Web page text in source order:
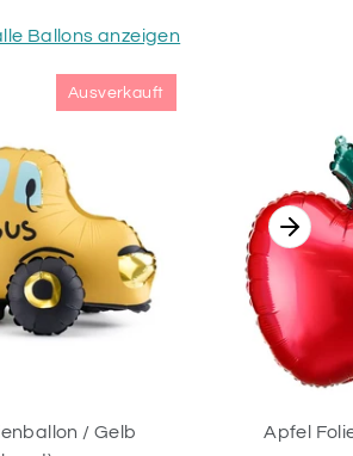
Ballons anzeigen
/ Gelb
Ausverkauft
Apfel